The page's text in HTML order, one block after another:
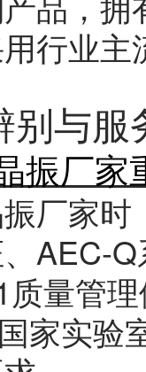
行业
别与服
振厂
厂家
AEC-
量管
家实验